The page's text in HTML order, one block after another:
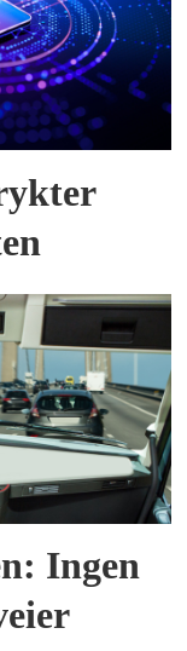
Ingen